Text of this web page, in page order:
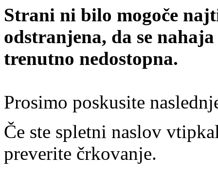
Strani ni bilo mogoče
odstranjena, da se
trenutno nedostopna.
Prosimo poskusite
Če ste spletni naslov
preverite črkovanje.